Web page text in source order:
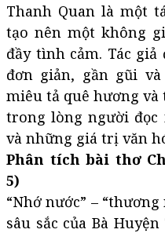
Thanh Quan là một
tạo nên một không
đầy tình cảm. Tác
đơn giản, gần gũi
miêu tả quê hương
trong lòng người
và những giá trị văn
Phân tích bài thơ
5)
“Nhớ nước” –
sâu sắc của Bà